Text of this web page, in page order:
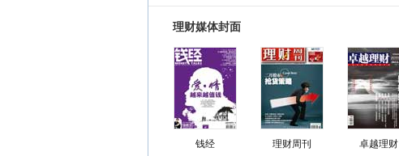
理财媒体封面
钱经 理财周刊 卓越理财